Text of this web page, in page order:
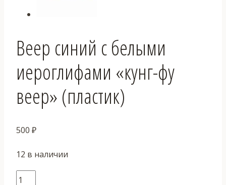
Веер синий с белыми
иероглифами «кунг-фу
веер» (пластик)
500 ₽
12 в наличии
Количество